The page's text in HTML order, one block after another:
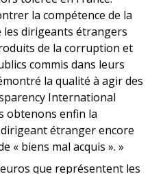
la compétence de la
dirigeants étrangers
de la corruption et
commis dans leurs
la qualité à agir des
International
obtenons enfin la
étranger encore
« biens mal acquis ». »
que représentent les